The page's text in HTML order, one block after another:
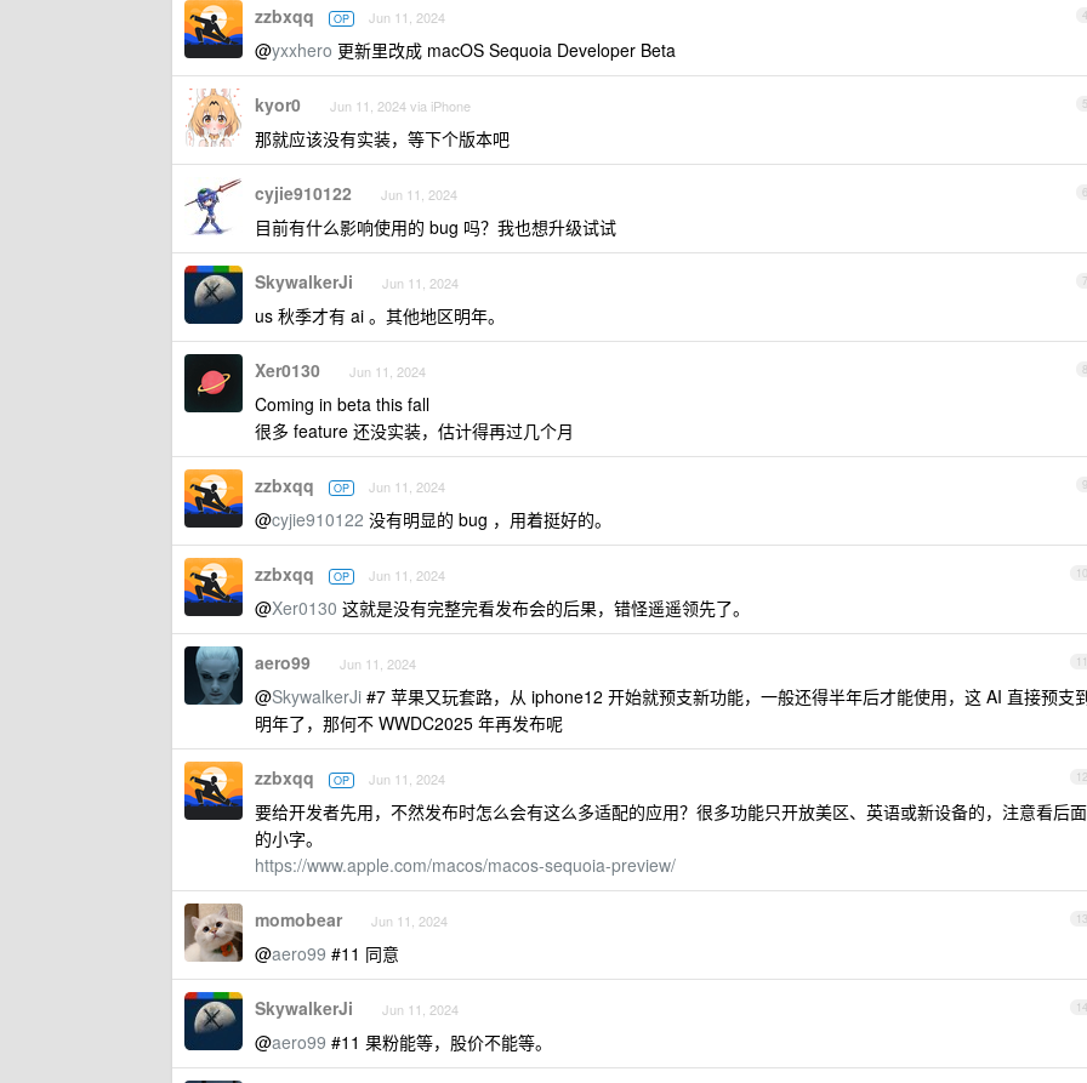
4
zzbxqq OP Jun 11, 2024
@yxxhero 更新里改成 macOS Sequoia Developer Beta
5
kyor0 Jun 11, 2024 via iPhone
那就应该没有实装，等下个版本吧
6
cyjie910122 Jun 11, 2024
目前有什么影响使用的 bug 吗？我也想升级试试
7
SkywalkerJi Jun 11, 2024
us 秋季才有 ai 。其他地区明年。
8
Xer0130 Jun 11, 2024
Coming in beta this fall
很多 feature 还没实装，估计得再过几个月
9
zzbxqq OP Jun 11, 2024
@cyjie910122 没有明显的 bug ，用着挺好的。
10
zzbxqq OP Jun 11, 2024
@Xer0130 这就是没有完整完看发布会的后果，错怪遥遥领先了。
11
aero99 Jun 11, 2024
@SkywalkerJi #7 苹果又玩套路，从 iphone12 开始就预支新功能，一般还得半年后才能使用，这 AI 直接预支
明年了，那何不 WWDC2025 年再发布呢
12
zzbxqq OP Jun 11, 2024
要给开发者先用，不然发布时怎么会有这么多适配的应用？很多功能只开放美区、英语或新设备的，注意看后面
的小字。
https://www.apple.com/macos/macos-sequoia-preview/
13
momobear Jun 11, 2024
@aero99 #11 同意
14
SkywalkerJi Jun 11, 2024
@aero99 #11 果粉能等，股价不能等。